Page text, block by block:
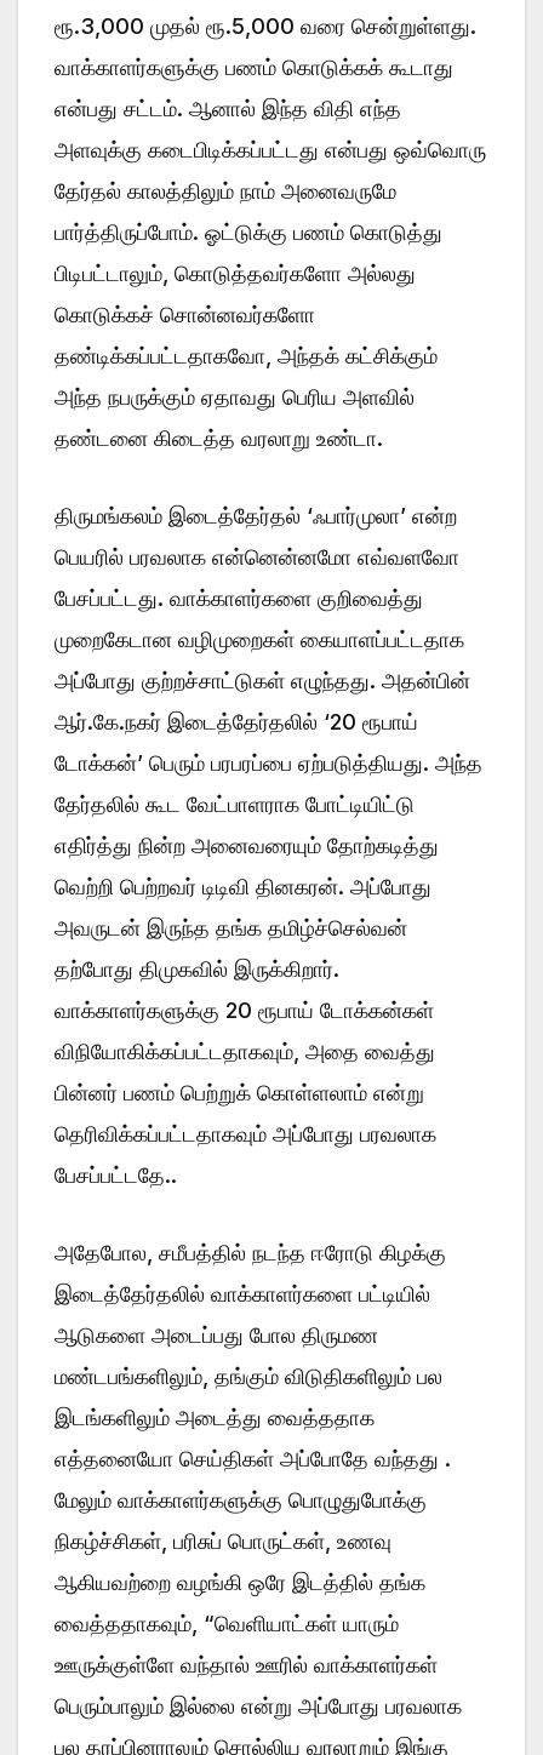
ரூ.3,000 முதல் ரூ.5,000 வரை சென்றுள்ளது.
வாக்காளர்களுக்கு பணம் கொடுக்கக் கூடாது
என்பது சட்டம். ஆனால் இந்த விதி எந்த
அளவுக்கு கடைபிடிக்கப்பட்டது என்பது ஒவ்வொரு
தேர்தல் காலத்திலும் நாம் அனைவருமே
பார்த்திருப்போம். ஓட்டுக்கு பணம் கொடுத்து
பிடிபட்டாலும், கொடுத்தவர்களோ அல்லது
கொடுக்கச் சொன்னவர்களோ
தண்டிக்கப்பட்டதாகவோ, அந்தக் கட்சிக்கும்
அந்த நபருக்கும் ஏதாவது பெரிய அளவில்
தண்டனை கிடைத்த வரலாறு உண்டா.
திருமங்கலம் இடைத்தேர்தல் ‘ஃபார்முலா’ என்ற
பெயரில் பரவலாக என்னென்னமோ எவ்வளவோ
பேசப்பட்டது. வாக்காளர்களை குறிவைத்து
முறைகேடான வழிமுறைகள் கையாளப்பட்டதாக
அப்போது குற்றச்சாட்டுகள் எழுந்தது. அதன்பின்
ஆர்.கே.நகர் இடைத்தேர்தலில் ‘20 ரூபாய்
டோக்கன்’ பெரும் பரபரப்பை ஏற்படுத்தியது. அந்த
தேர்தலில் கூட வேட்பாளராக போட்டியிட்டு
எதிர்த்து நின்ற அனைவரையும் தோற்கடித்து
வெற்றி பெற்றவர் டிடிவி தினகரன். அப்போது
அவருடன் இருந்த தங்க தமிழ்ச்செல்வன்
தற்போது திமுகவில் இருக்கிறார்.
வாக்காளர்களுக்கு 20 ரூபாய் டோக்கன்கள்
விநியோகிக்கப்பட்டதாகவும், அதை வைத்து
பின்னர் பணம் பெற்றுக் கொள்ளலாம் என்று
தெரிவிக்கப்பட்டதாகவும் அப்போது பரவலாக
பேசப்பட்டதே..
அதேபோல, சமீபத்தில் நடந்த ஈரோடு கிழக்கு
இடைத்தேர்தலில் வாக்காளர்களை பட்டியில்
ஆடுகளை அடைப்பது போல திருமண
மண்டபங்களிலும், தங்கும் விடுதிகளிலும் பல
இடங்களிலும் அடைத்து வைத்ததாக
எத்தனையோ செய்திகள் அப்போதே வந்தது .
மேலும் வாக்காளர்களுக்கு பொழுதுபோக்கு
நிகழ்ச்சிகள், பரிசுப் பொருட்கள், உணவு
ஆகியவற்றை வழங்கி ஒரே இடத்தில் தங்க
வைத்ததாகவும், “வெளியாட்கள் யாரும்
ஊருக்குள்ளே வந்தால் ஊரில் வாக்காளர்கள்
பெரும்பாலும் இல்லை என்று அப்போது பரவலாக
பல தரப்பினராலும் சொல்லிய வரலாறும் இங்கு